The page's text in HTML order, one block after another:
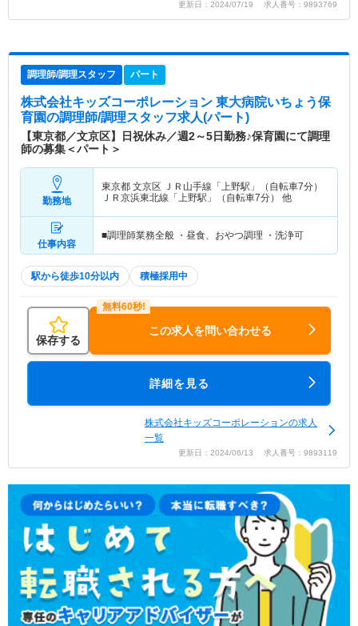
更新日：2024/07/19 求人番号：9893769
調理師/調理スタッフ パート
株式会社キッズコーポレーション 東大病院いちょう保
育園の調理師/調理スタッフ求人(パート)
【東京都／文京区】日祝休み／週2～5日勤務♪保育園にて調理
師の募集＜パート＞
勤務地
東京都 文京区
ＪＲ山手線「上野駅」（自転車7分）
ＪＲ京浜東北線「上野駅」（自転車7分） 他
仕事内容
■調理師業務全般 ・昼食、おやつ調理 ・洗浄可
駅から徒歩10分以内 積極採用中
保存する
この求人を問い合わせる
詳細を見る
株式会社キッズコーポレーションの求人
一覧
更新日：2024/06/13 求人番号：9893119